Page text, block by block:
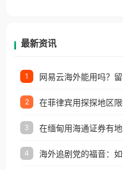
最新资讯
1
2
3
4